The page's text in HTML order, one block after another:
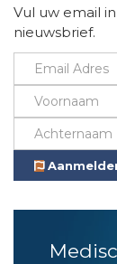
Vul uw email
nieuwsbrief.